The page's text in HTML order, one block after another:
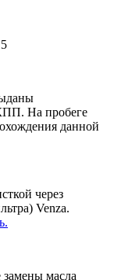
На пробеге
данной
через
Venza.
замены масла